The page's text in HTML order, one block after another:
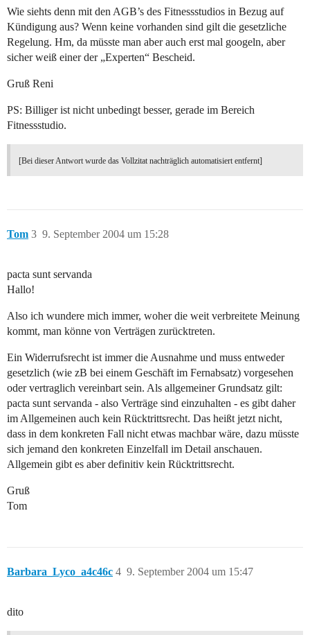
Wie siehts denn mit den AGB’s des Fitnessstudios in Bezug auf
Kündigung aus? Wenn keine vorhanden sind gilt die gesetzliche
Regelung. Hm, da müsste man aber auch erst mal googeln, aber
sicher weiß einer der „Experten“ Bescheid.
Gruß Reni
PS: Billiger ist nicht unbedingt besser, gerade im Bereich
Fitnessstudio.
[Bei dieser Antwort wurde das Vollzitat nachträglich automatisiert entfernt]
Tom 9. September 2004 um 15:28
3
pacta sunt servanda
Hallo!
Also ich wundere mich immer, woher die weit verbreitete Meinung
kommt, man könne von Verträgen zurücktreten.
Ein Widerrufsrecht ist immer die Ausnahme und muss entweder
gesetzlich (wie zB bei einem Geschäft im Fernabsatz) vorgesehen
oder vertraglich vereinbart sein. Als allgemeiner Grundsatz gilt:
pacta sunt servanda - also Verträge sind einzuhalten - es gibt daher
im Allgemeinen auch kein Rücktrittsrecht. Das heißt jetzt nicht,
dass in dem konkreten Fall nicht etwas machbar wäre, dazu müsste
sich jemand den konkreten Einzelfall im Detail anschauen.
Allgemein gibt es aber definitiv kein Rücktrittsrecht.
Gruß
Tom
Barbara_Lyco_a4c46c 9. September 2004 um 15:47
4
dito